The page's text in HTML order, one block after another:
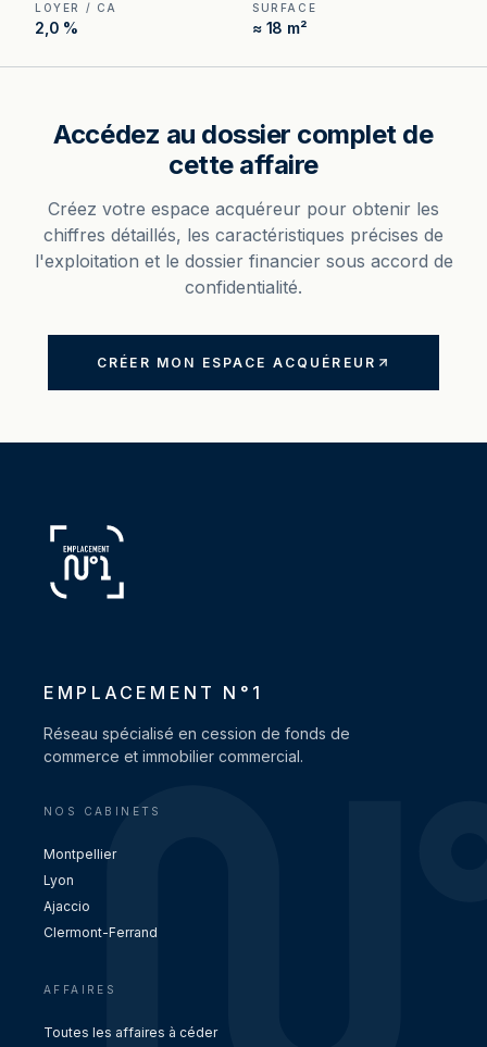
LOYER / CA
2,0 %
SURFACE
≈ 18 m²
Accédez au dossier complet de
cette affaire
Créez votre espace acquéreur pour obtenir les
chiffres détaillés, les caractéristiques précises de
l'exploitation et le dossier financier sous accord de
confidentialité.
CRÉER MON ESPACE ACQUÉREUR
EMPLACEMENT N°1
Réseau spécialisé en cession de fonds de
commerce et immobilier commercial.
NOS CABINETS
Montpellier
Lyon
Ajaccio
Clermont-Ferrand
AFFAIRES
Toutes les affaires à céder